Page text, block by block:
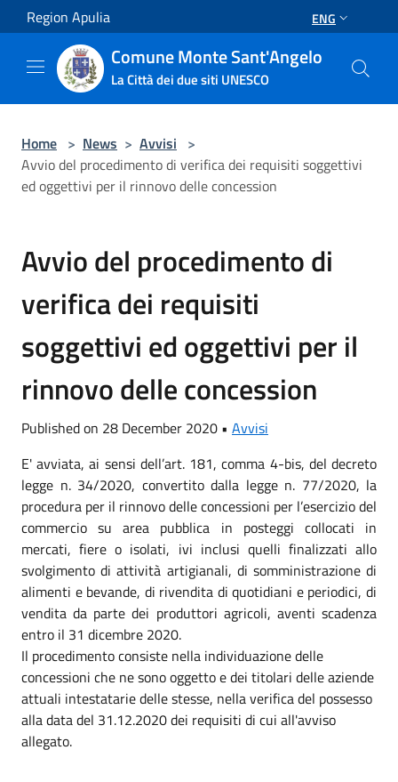
Salta al contenuto principale
Region Apulia ENG
Comune Monte Sant'Angelo
La Città dei due siti UNESCO
Home > News > Avvisi >
Avvio del procedimento di verifica dei requisiti soggettivi
ed oggettivi per il rinnovo delle concession
Avvio del procedimento di
verifica dei requisiti
soggettivi ed oggettivi per il
rinnovo delle concession
Published on 28 December 2020 • Avvisi
E' avviata, ai sensi dell’art. 181, comma 4-bis, del decreto
legge n. 34/2020, convertito dalla legge n. 77/2020, la
procedura per il rinnovo delle concessioni per l’esercizio del
commercio su area pubblica in posteggi collocati in
mercati, fiere o isolati, ivi inclusi quelli finalizzati allo
svolgimento di attività artigianali, di somministrazione di
alimenti e bevande, di rivendita di quotidiani e periodici, di
vendita da parte dei produttori agricoli, aventi scadenza
entro il 31 dicembre 2020.
Il procedimento consiste nella individuazione delle
concessioni che ne sono oggetto e dei titolari delle aziende
attuali intestatarie delle stesse, nella verifica del possesso
alla data del 31.12.2020 dei requisiti di cui all'avviso
allegato.